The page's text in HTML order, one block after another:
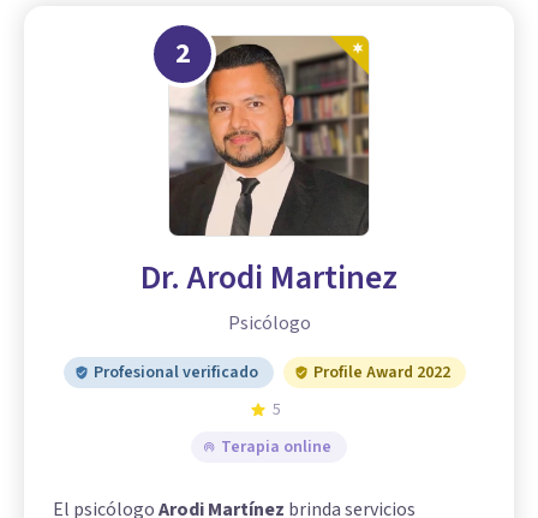
2
Dr. Arodi Martinez
Psicólogo
Profesional verificado
Profile Award 2022
5
Terapia online
El psicólogoArodi Martínez brinda servicios